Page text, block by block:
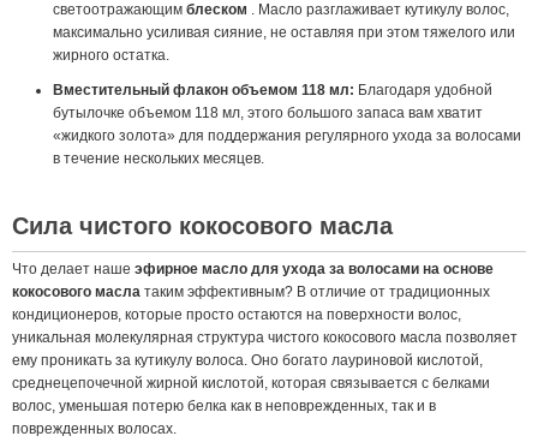
светоотражающимблеском . Масло разглаживает кутикулу волос,
максимально усиливая сияние, не оставляя при этом тяжелого или
жирного остатка.
Вместительный флакон объемом 118 мл: Благодаря удобной
бутылочке объемом 118 мл, этого большого запаса вам хватит
«жидкого золота» для поддержания регулярного ухода за волосами
в течение нескольких месяцев.
Сила чистого кокосового масла
Что делает наше эфирное масло для ухода за волосами на основе
кокосового масла таким эффективным? В отличие от традиционных
кондиционеров, которые просто остаются на поверхности волос,
уникальная молекулярная структура чистого кокосового масла позволяет
ему проникать за кутикулу волоса. Оно богато лауриновой кислотой,
среднецепочечной жирной кислотой, которая связывается с белками
волос, уменьшая потерю белка как в неповрежденных, так и в
поврежденных волосах.